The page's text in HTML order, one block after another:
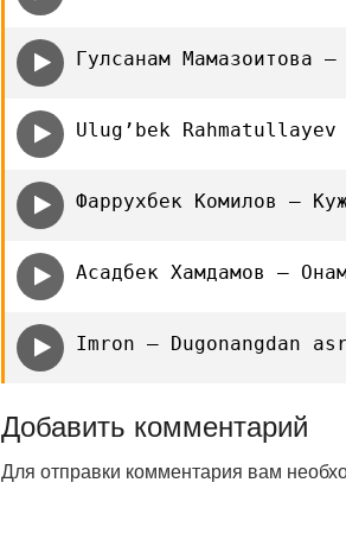
Гулсанам
Ulug’bek
Фаррухбек Комилов —
Асадбек Хамдамов —
Imron — Dugonangdan
Добавить комментарий
Для отправки комментария вам